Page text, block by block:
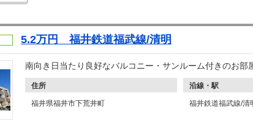
5.2万円 福井鉄道福武線/清明
南向き日当たり良好なバルコニー・サンルーム付きのお部
住所 沿線・駅
福井県福井市下荒井町 福井鉄道福武線/清